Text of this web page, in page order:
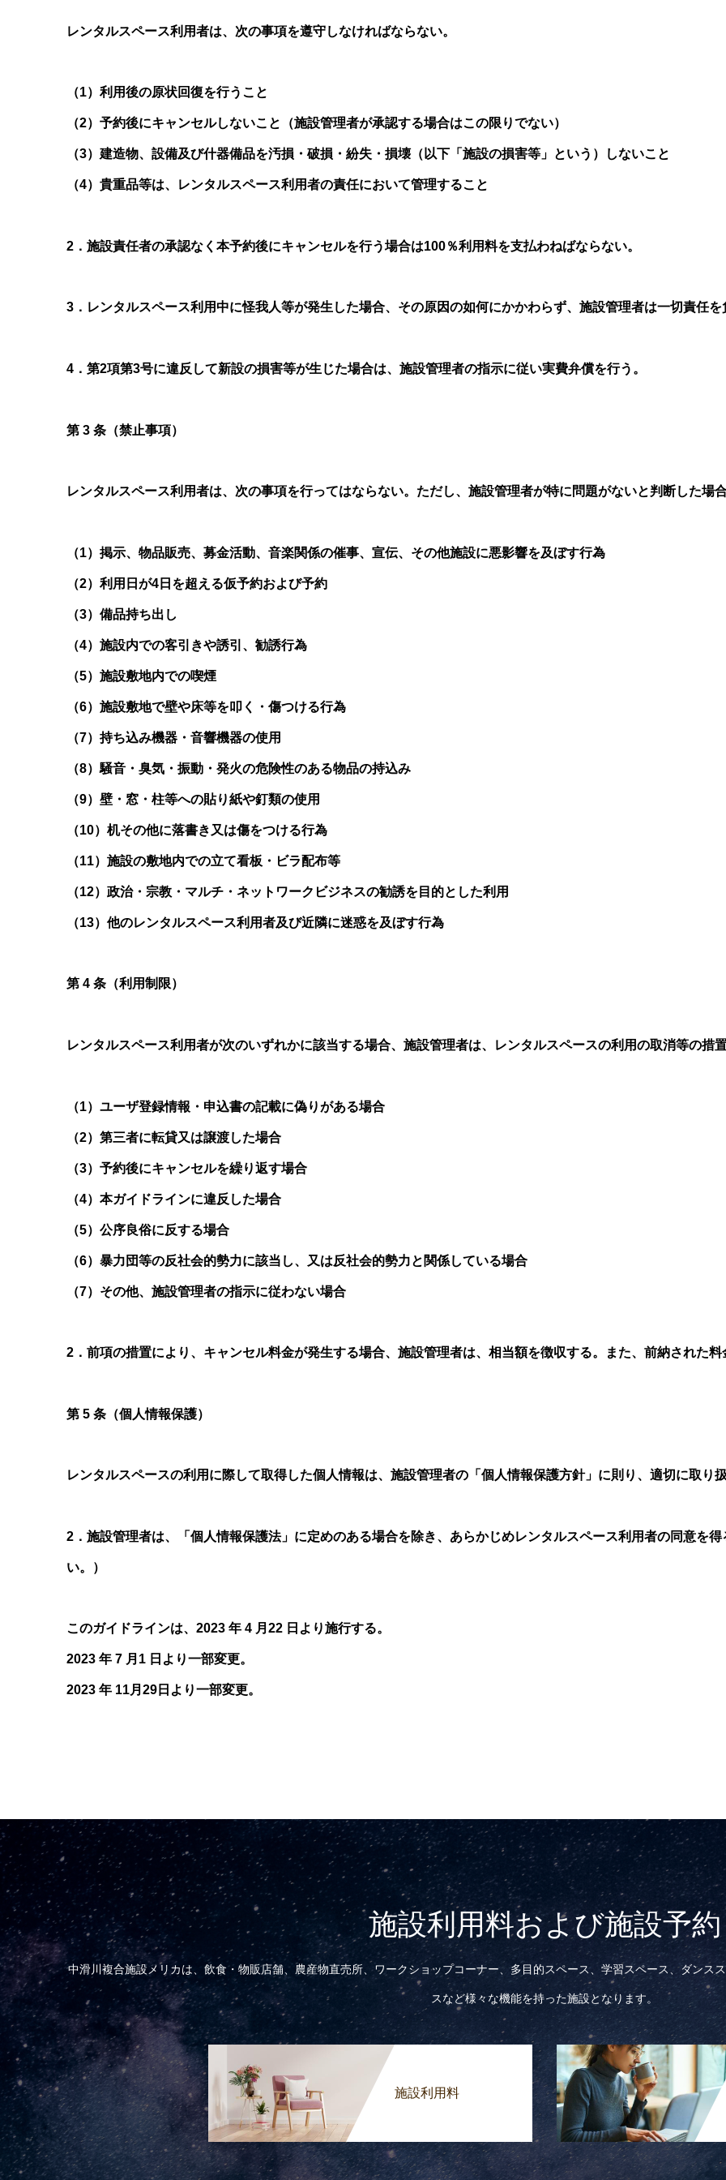
レンタルスペース利用者は、次の事項を遵守しなければならない。
（1） 利用後の原状回復を行うこと
（2）予約後にキャンセルしないこと（施設管理者が承認する場合はこの限りでない）
（3）建造物、設備及び什器備品を汚損・破損・紛失・損壊（以下「施設の損害等」という）しないこと
（4）貴重品等は、レンタルスペース利用者の責任において管理すること
2．施設責任者の承認なく本予約後にキャンセルを行う場合は100％利用料を支払わねばならない。
3．レンタルスペース利用中に怪我人等が発生した場合、その原因の如何にかかわらず、施設管理者は一切責任を
4．第2項第3号に違反して新設の損害等が生じた場合は、施設管理者の指示に従い実費弁償を行う。
第 3 条（禁止事項）
レンタルスペース利用者は、次の事項を行ってはならない。ただし、施設管理者が特に問題がないと判断した場
（1）掲示、物品販売、募金活動、音楽関係の催事、宣伝、その他施設に悪影響を及ぼす行為
（2）利用日が4日を超える仮予約および予約
（3）備品持ち出し
（4）施設内での客引きや誘引、勧誘行為
（5）施設敷地内での喫煙
（6）施設敷地で壁や床等を叩く・傷つける行為
（7）持ち込み機器・音響機器の使用
（8）騒音・臭気・振動・発火の危険性のある物品の持込み
（9）壁・窓・柱等への貼り紙や釘類の使用
（10）机その他に落書き又は傷をつける行為
（11）施設の敷地内での立て看板・ビラ配布等
（12）政治・宗教・マルチ・ネットワークビジネスの勧誘を目的とした利用
（13）他のレンタルスペース利用者及び近隣に迷惑を及ぼす行為
第 4 条（利用制限）
レンタルスペース利用者が次のいずれかに該当する場合、施設管理者は、レンタルスペースの利用の取消等の措
（1）ユーザ登録情報・申込書の記載に偽りがある場合
（2）第三者に転貸又は譲渡した場合
（3）予約後にキャンセルを繰り返す場合
（4）本ガイドラインに違反した場合
（5）公序良俗に反する場合
（6）暴力団等の反社会的勢力に該当し、又は反社会的勢力と関係している場合
（7）その他、施設管理者の指示に従わない場合
2 ．前項の措置により、キャンセル料金が発生する場合、施設管理者は、相当額を徴収する。また、前納された料
第 5 条（個人情報保護）
レンタルスペースの利用に際して取得した個人情報は、施設管理者の「個人情報保護方針」に則り、適切に取り扱
2．施設管理者は、「個人情報保護法」に定めのある場合を除き、あらかじめレンタルスペース利用者の同意を
い。）
このガイドラインは、2023 年 4 月22 日より施行する。
2023 年 7 月1 日より一部変更。
2023 年 11月29日より一部変更。
施設利用料および施設予約
中滑川複合施設メリカは、飲食・物販店舗、農産物直売所、ワークショップコーナー、多目的スペース、学習スペース、ダンス
スなど様々な機能を持った施設となります。
施設利用料